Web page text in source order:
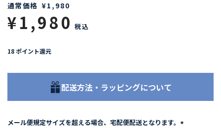
通常価格 ¥1,980
¥1,980 税込
18 ポイント還元
配送方法・ラッピングについて
メール便規定サイズを超える場合、宅配便配送となります。